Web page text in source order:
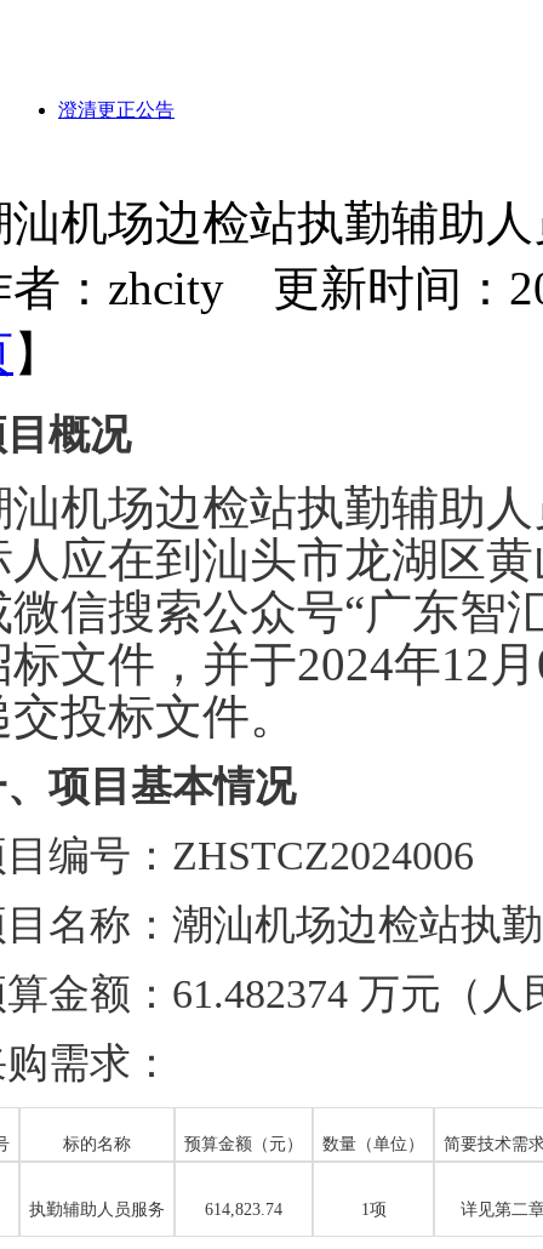
澄清更正公告
汕机场边检站执勤辅助
者：zhcity 更新时间：
】
概况
汕机场边检站执勤辅助
人应在到汕头市龙湖区
微信搜索公众号“广东智
标文件，并于2024年12
投标文件。
项目基本情况
编号：ZHSTCZ2024006
名称：潮汕机场边检站执
金额：61.482374 万元（人
需求：
标的名称 预算金额（元） 数量（单位） 简要技术需
执勤辅助人员服务 614,823.74 1项 详见第二